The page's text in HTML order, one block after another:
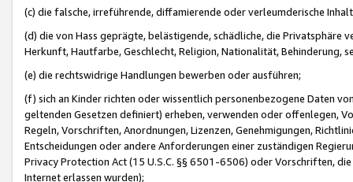
(c) die falsche, irreführende, diffamierende oder verleumderische
(d) die von Hass geprägte, belästigende, schädliche, die Privatsphäre
Herkunft, Hautfarbe, Geschlecht, Religion, Nationalität, Behinderung,
(e) die rechtswidrige Handlungen bewerben oder ausführen;
(f) sich an Kinder richten oder wissentlich personenbezogene Daten
geltenden Gesetzen definiert) erheben, verwenden oder offenlegen,
Regeln, Vorschriften, Anordnungen, Lizenzen, Genehmigungen,
Entscheidungen oder andere Anforderungen einer zuständigen
Privacy Protection Act (15 U.S.C. §§ 6501-6506) oder Vorschriften,
Internet erlassen wurden);